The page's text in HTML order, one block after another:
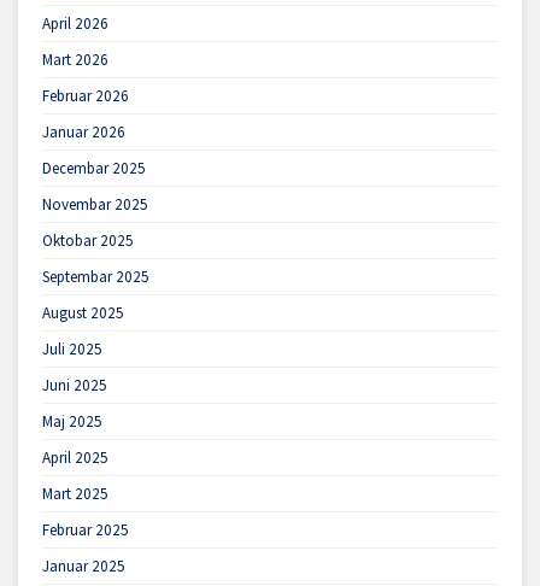
April 2026
Mart 2026
Februar 2026
Januar 2026
Decembar 2025
Novembar 2025
Oktobar 2025
Septembar 2025
August 2025
Juli 2025
Juni 2025
Maj 2025
April 2025
Mart 2025
Februar 2025
Januar 2025